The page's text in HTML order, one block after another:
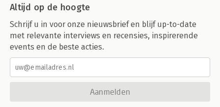
Altijd op de hoogte
Schrijf u in voor onze nieuwsbrief en blijf up-to-date
met relevante interviews en recensies, inspirerende
events en de beste acties.
Aanmelden